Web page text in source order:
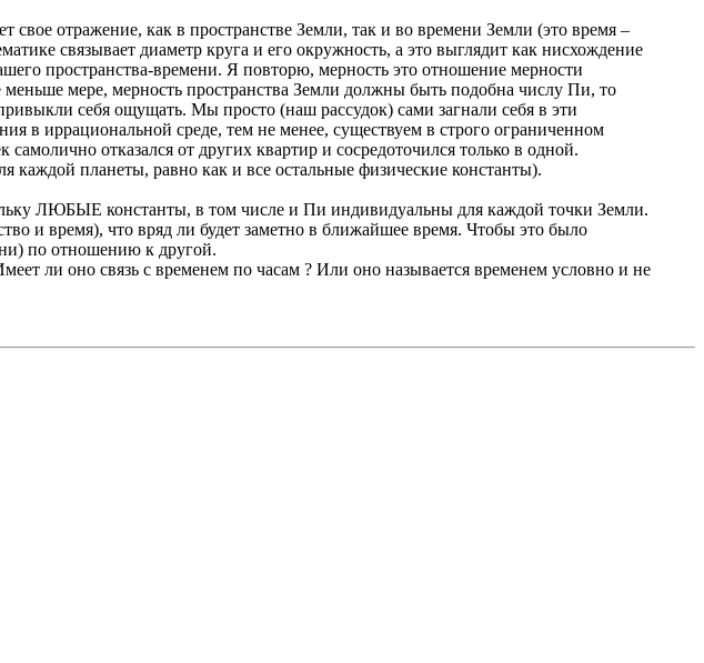
отражение, как в пространстве Земли, так и во времени Земли (это время –
связывает диаметр круга и его окружность, а это выглядит как нисхождение
пространства-времени. Я повторю, мерность это отношение мерности
мере, мерность пространства Земли должны быть подобна числу Пи, то
себя ощущать. Мы просто (наш рассудок) сами загнали себя в эти
в иррациональной среде, тем не менее, существуем в строго ограниченном
отказался от других квартир и сосредоточился только в одной.
планеты, равно как и все остальные физические константы).
ЛЮБЫЕ константы, в том числе и Пи индивидуальны для каждой точки Земли.
время), что вряд ли будет заметно в ближайшее время. Чтобы это было
по отношению к другой.
ли оно связь с временем по часам ? Или оно называется временем условно и не